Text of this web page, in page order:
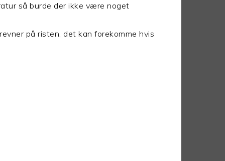
så burde der ikke være noget
på risten, det kan forekomme hvis